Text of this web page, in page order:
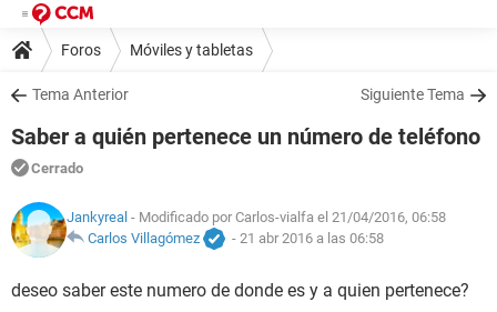
Foros Móviles y tabletas
Tema Anterior Siguiente Tema
Saber a quién pertenece un número de teléfono
Cerrado
Jankyreal - Modificado por Carlos-vialfa el 21/04/2016, 06:58
Carlos Villagómez
- 21 abr 2016 a las 06:58
deseo saber este numero de donde es y a quien pertenece?